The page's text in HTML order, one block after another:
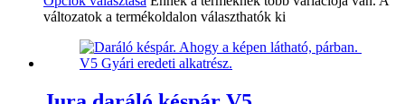
változatok a termékoldalon választhatók ki